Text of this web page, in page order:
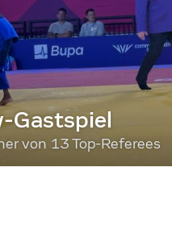
Gastspiel
von 13 Top-Referees